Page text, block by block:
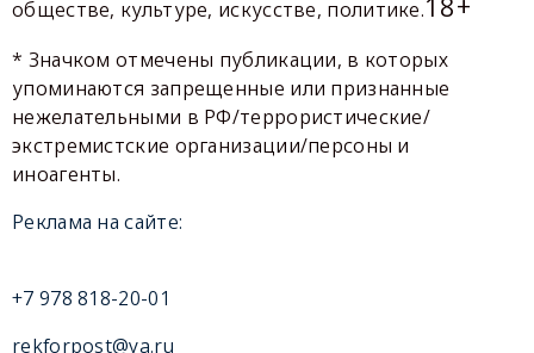
обществе, культуре, искусстве, политике.
* Значком отмечены публикации, в которых
упоминаются запрещенные или признанные
нежелательными в РФ/террористические/
экстремистские организации/персоны и
иноагенты.
Реклама на сайте:
+7 978 818-20-01
rekforpost@ya.ru